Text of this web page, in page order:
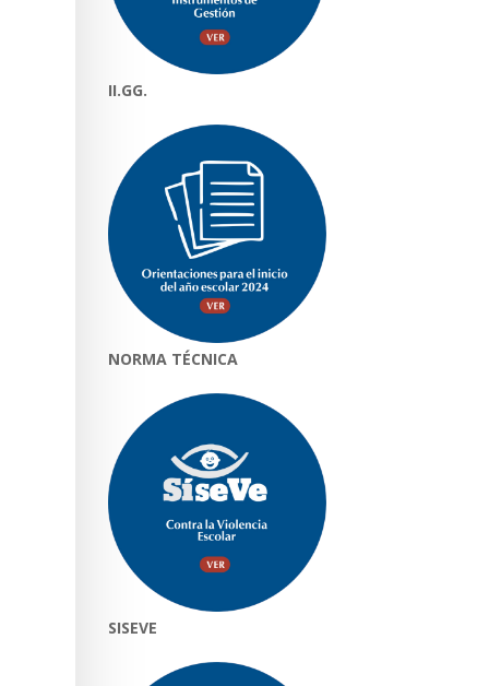
II.GG.
NORMA TÉCNICA
SISEVE